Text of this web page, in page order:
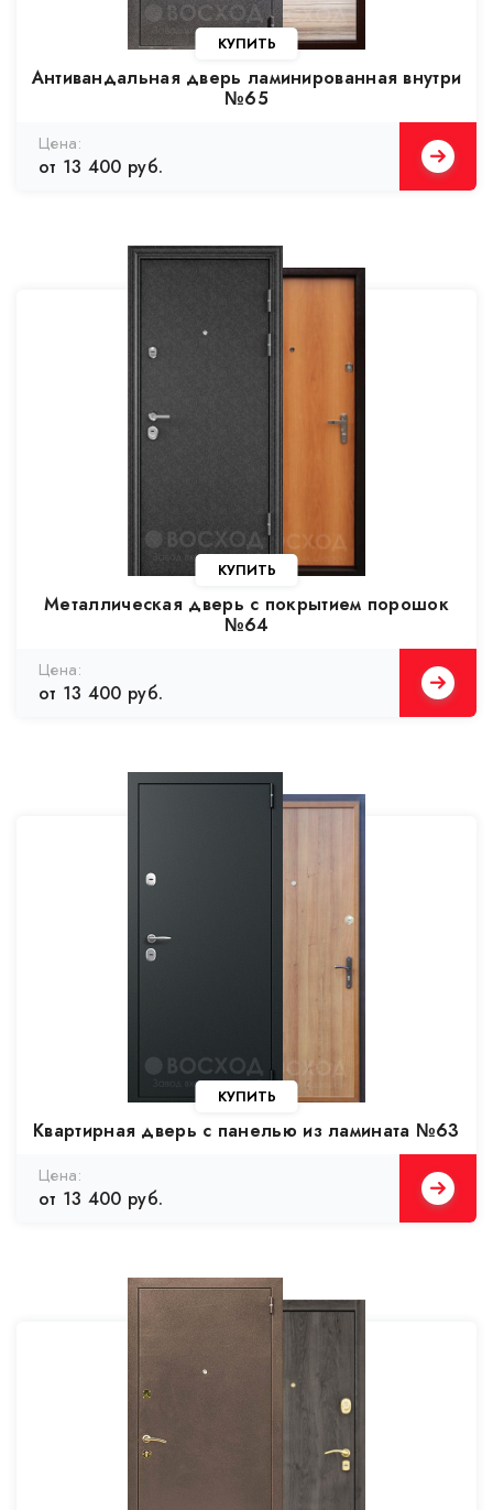
Антивандальная дверь ламинированная внутри
№65
от 13 400 руб.
Металлическая дверь с покрытием порошок
№64
от 13 400 руб.
Квартирная дверь с панелью из ламината №63
от 13 400 руб.